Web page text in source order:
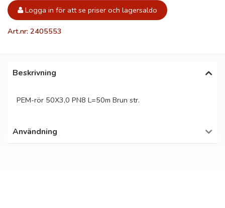
Logga in för att se priser och lagersaldo
Art.nr: 2405553
Beskrivning
PEM-rör 50X3,0 PN8 L=50m Brun str.
Användning